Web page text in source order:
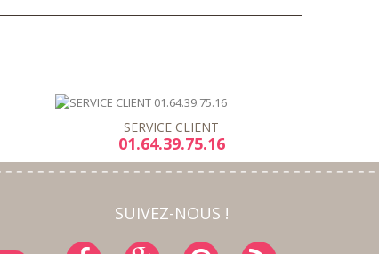
SERVICE CLIENT
01.64.39.75.16
SUIVEZ-NOUS !